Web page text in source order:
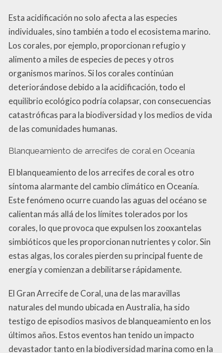
Esta acidificación no solo afecta a las especies
individuales, sino también a todo el ecosistema marino.
Los corales, por ejemplo, proporcionan refugio y
alimento a miles de especies de peces y otros
organismos marinos. Si los corales continúan
deteriorándose debido a la acidificación, todo el
equilibrio ecológico podría colapsar, con consecuencias
catastróficas para la biodiversidad y los medios de vida
de las comunidades humanas.
Blanqueamiento de arrecifes de coral en Oceanía
El blanqueamiento de los arrecifes de coral es otro
síntoma alarmante del cambio climático en Oceanía.
Este fenómeno ocurre cuando las aguas del océano se
calientan más allá de los límites tolerados por los
corales, lo que provoca que expulsen los zooxantelas
simbióticos que les proporcionan nutrientes y color. Sin
estas algas, los corales pierden su principal fuente de
energía y comienzan a debilitarse rápidamente.
El Gran Arrecife de Coral, una de las maravillas
naturales del mundo ubicada en Australia, ha sido
testigo de episodios masivos de blanqueamiento en los
últimos años. Estos eventos han tenido un impacto
devastador tanto en la biodiversidad marina como en la